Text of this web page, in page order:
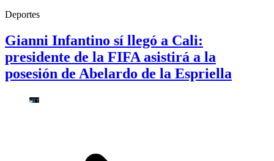
Deportes
Gianni Infantino sí llegó a Cali:
presidente de la FIFA asistirá a la
posesión de Abelardo de la Espriella